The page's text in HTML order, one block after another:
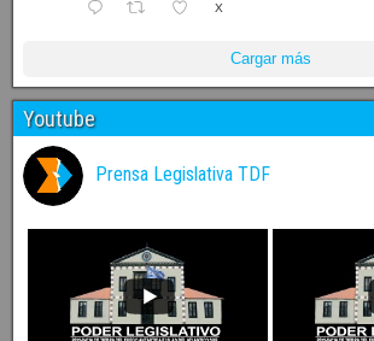
X
Cargar más
Youtube
Prensa Legislativa TDF